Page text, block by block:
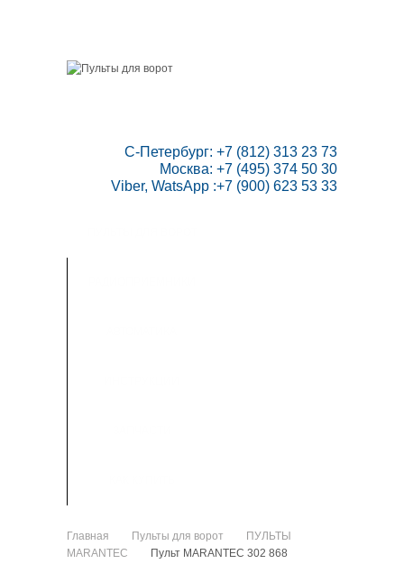
Москва: +7 (495) 374 50 30
Viber, WatsApp :+7 (900) 623 53 33
Главная
>
Пульты для ворот
>
ПУЛЬТЫ
MARANTEC
Пульт MARANTEC 302 868